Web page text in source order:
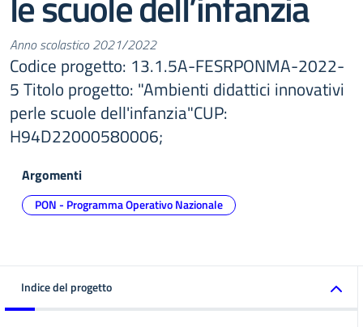
Anno scolastico 2021/2022
Codice progetto: 13.1.5A-FESRPONMA-2022-
5 Titolo progetto: "Ambienti didattici innovativi
perle scuole dell'infanzia"CUP:
H94D22000580006;
Argomenti
PON - Programma Operativo Nazionale
Indice del progetto